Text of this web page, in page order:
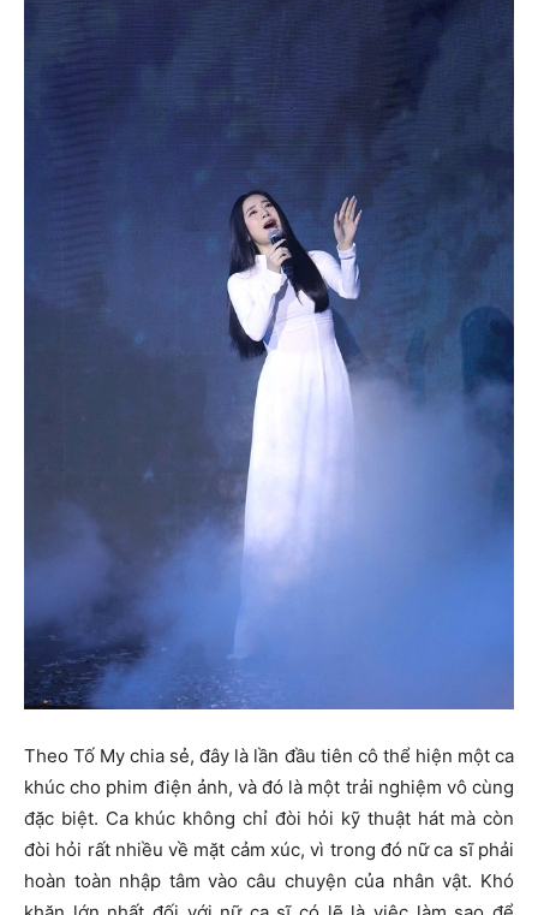
Theo Tố My chia sẻ, đây là lần đầu tiên cô thể hiện một ca
khúc cho phim điện ảnh, và đó là một trải nghiệm vô cùng
đặc biệt. Ca khúc không chỉ đòi hỏi kỹ thuật hát mà còn
đòi hỏi rất nhiều về mặt cảm xúc, vì trong đó nữ ca sĩ phải
hoàn toàn nhập tâm vào câu chuyện của nhân vật. Khó